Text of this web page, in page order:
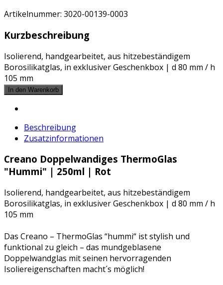
Artikelnummer: 3020-00139-0003
Kurzbeschreibung
Isolierend, handgearbeitet, aus hitzebeständigem
Borosilikatglas, in exklusiver Geschenkbox | d 80 mm / h
105 mm
Beschreibung
Zusatzinformationen
Creano Doppelwandiges ThermoGlas
"Hummi" | 250ml | Rot
Isolierend, handgearbeitet, aus hitzebeständigem
Borosilikatglas, in exklusiver Geschenkbox | d 80 mm / h
105 mm
Das Creano – ThermoGlas “hummi“ ist stylish und
funktional zu gleich – das mundgeblasene
Doppelwandglas mit seinen hervorragenden
Isoliereigenschaften macht´s möglich!